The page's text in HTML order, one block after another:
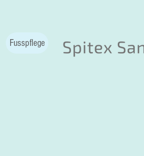
Fusspflege